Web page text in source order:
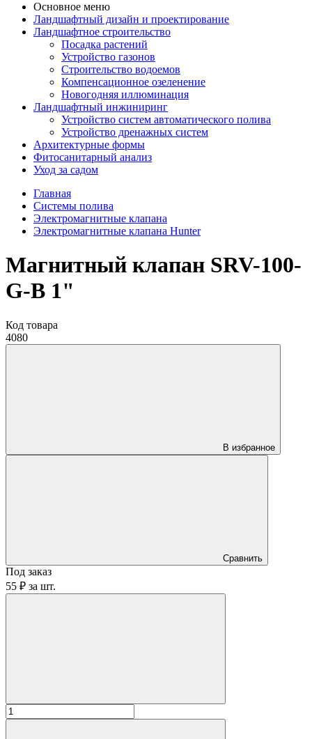
Основное меню
Ландшафтный дизайн и проектирование
Ландшафтное строительство
Посадка растений
Устройство газонов
Строительство водоемов
Компенсационное озеленение
Новогодняя иллюминация
Ландшафтный инжиниринг
Устройство систем автоматического полива
Устройство дренажных систем
Aрхитектурные формы
Фитосанитарный анализ
Уход за садом
Главная
Системы полива
Электромагнитные клапана
Электромагнитные клапана Hunter
Магнитный клапан SRV-100-
G-B 1"
Код товара
4080
В избранное
Сравнить
Под заказ
55 ₽ за шт.